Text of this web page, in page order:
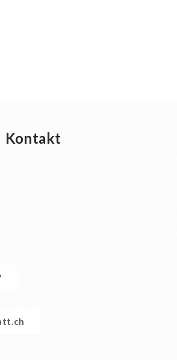
Kontakt